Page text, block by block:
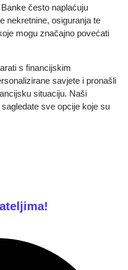
često naplaćuju
nekretnine, osiguranja te
mogu značajno povećati
s financijskim
savjete i pronašli
situaciju. Naši
sve opcije koje su